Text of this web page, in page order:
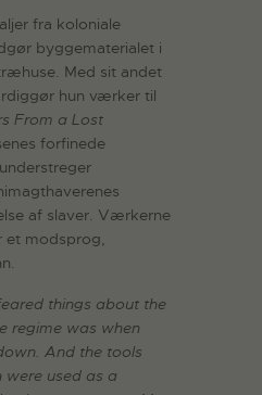
fra koloniale
byggematerialet i
Med sit andet
hun værker til
From a Lost
forfinede
af slaver. Værkerne
et modsprog,
things about the
regime was when
And the tools
were used as a